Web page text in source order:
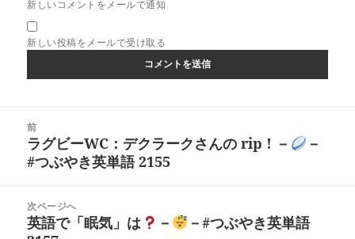
新しいコメントをメールで通知
新しい投稿をメールで受け取る
前
前
の
稿:
ラグビーWC：デクラークさんの rip ! －
－
#つぶやき英単語 2155
次ページへ
次
英語で「眠気」は －
－#つぶやき英単語